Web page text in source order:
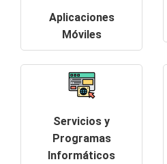
Aplicaciones
Móviles
Servicios y
Programas
Informáticos